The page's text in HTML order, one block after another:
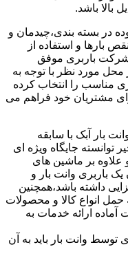
بالا باشد.
در بسته بندی،چیدمان و
بارها و استفاده از
شرکت باربری موفق
مورد نظر با توجه به
مناسب را انتخاب کرده
مشتریان خود فراهم می
بار آبک با سابقه
جایگاه ویژه ای
بر ماشین های
باربری وانت بار و
داشته باشد،همچنین
انواع کالا و محصولات
ارائه خدمات به
وانت بار باید به آن